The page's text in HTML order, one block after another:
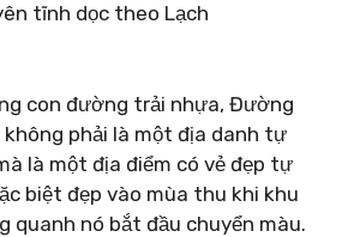
tĩnh dọc theo Lạch
con đường trải nhựa, Đường
không phải là một địa danh tự
là một địa điểm có vẻ đẹp tự
biệt đẹp vào mùa thu khi khu
quanh nó bắt đầu chuyển màu.